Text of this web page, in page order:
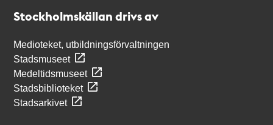
Stockholmskällan drivs av
Medioteket, utbildningsförvaltningen
Stadsmuseet
Medeltidsmuseet
Stadsbiblioteket
Stadsarkivet